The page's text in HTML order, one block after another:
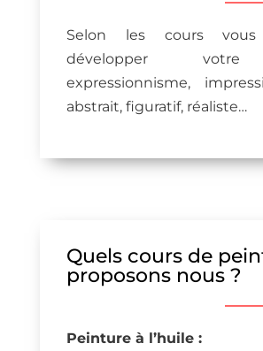
Selon les cours vous
développer
expressionnisme,
abstrait, figuratif, réaliste…
Quels cours de
proposons nous ?
Peinture à l’huile :